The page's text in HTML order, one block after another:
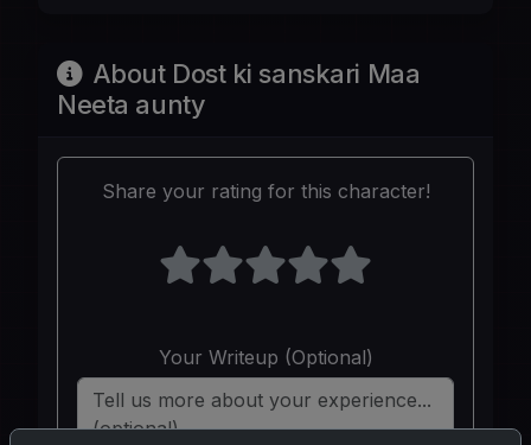
About Dost ki sanskari Maa
Neeta aunty
Share your rating for this character!
Your Writeup (Optional)